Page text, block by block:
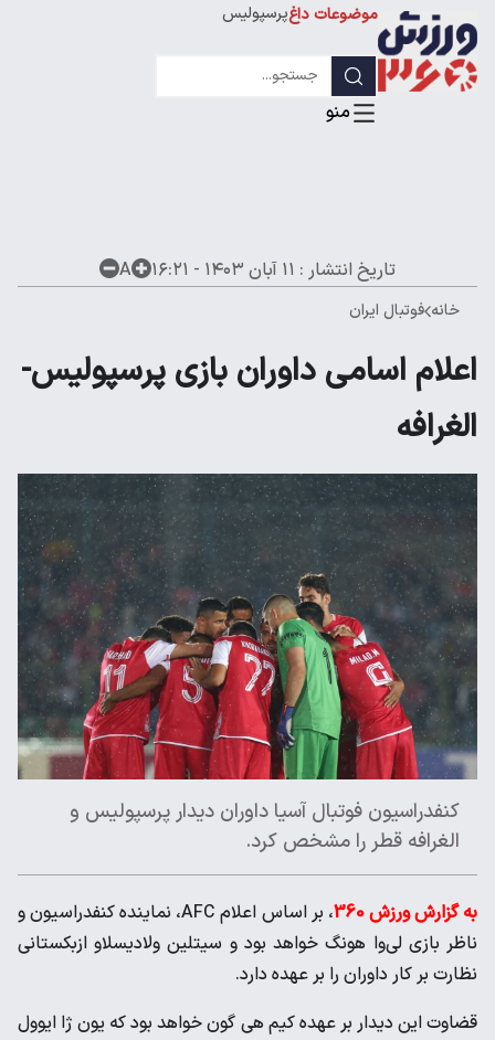
موضوعات داغپرسپولیس
لیگ قهرمانان
تاریخ انتشار : ۱۱ آبان ۱۴۰۳ - ۱۶:۲۱ A
خانه فوتبال ایران
اعلام اسامی داوران بازی پرسپولیس-
الغرافه
کنفدراسیون فوتبال آسیا داوران دیدار پرسپولیس و
الغرافه قطر را مشخص کرد.
به گزارش ورزش 360
، بر اساس اعلام AFC، نماینده کنفدراسیون و
ناظر بازی لی‌وا هونگ خواهد بود و سیتلین ولادیسلاو ازبکستانی
نظارت بر کار داوران را بر عهده دارد.
قضاوت این دیدار بر عهده کیم هی‌ گون خواهد بود که یون ژا ایوول